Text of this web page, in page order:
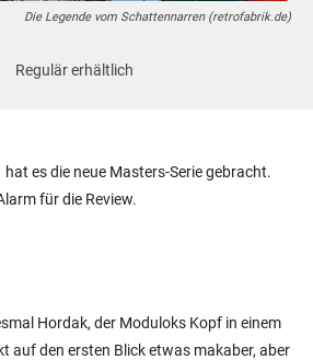
Die Legende vom Schattennarren (retrofabrik.de)
Regulär erhältlich
es die neue Masters-Serie gebracht.
für die Review.
Hordak, der Moduloks Kopf in einem
auf den ersten Blick etwas makaber, aber